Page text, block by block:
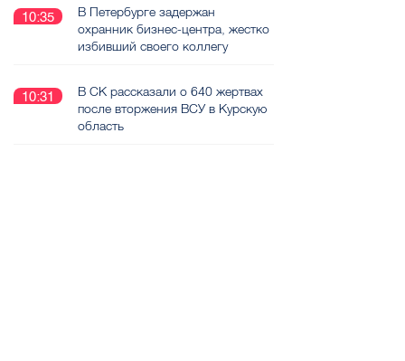
10:35
В Петербурге задержан
охранник бизнес-центра, жестко
избивший своего коллегу
10:31
В СК рассказали о 640 жертвах
после вторжения ВСУ в Курскую
область